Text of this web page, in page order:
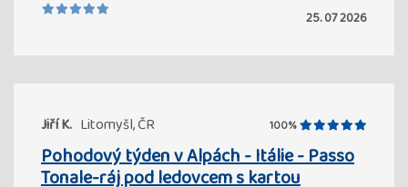
25. 07 2026
Jiří K. Litomyšl, ČR 100%
Pohodový týden v Alpách - Itálie - Passo
Tonale-ráj pod ledovcem s kartou